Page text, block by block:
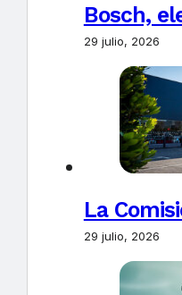
Bosch,
29 julio, 2026
La
29 julio, 2026